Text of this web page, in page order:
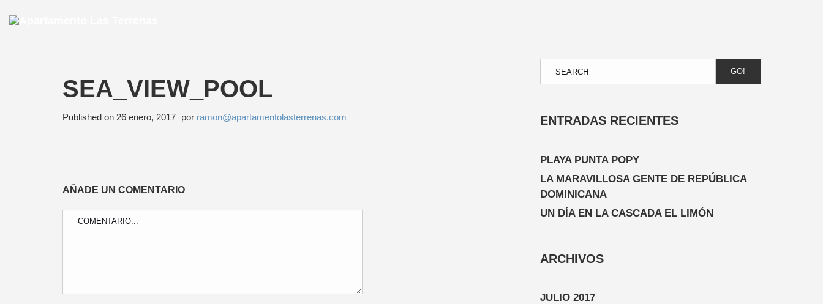
SEA_VIEW_POOL
Published on 26 enero, 2017 por ramon@apartamentolasterrenas.com
AÑADE UN COMENTARIO
GO!
ENTRADAS RECIENTES
PLAYA PUNTA POPY
LA MARAVILLOSA GENTE DE REPÚBLICA
DOMINICANA
UN DÍA EN LA CASCADA EL LIMÓN
ARCHIVOS
JULIO 2017